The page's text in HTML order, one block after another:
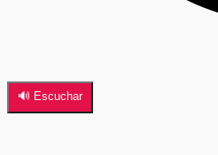
🔊 Escuchar